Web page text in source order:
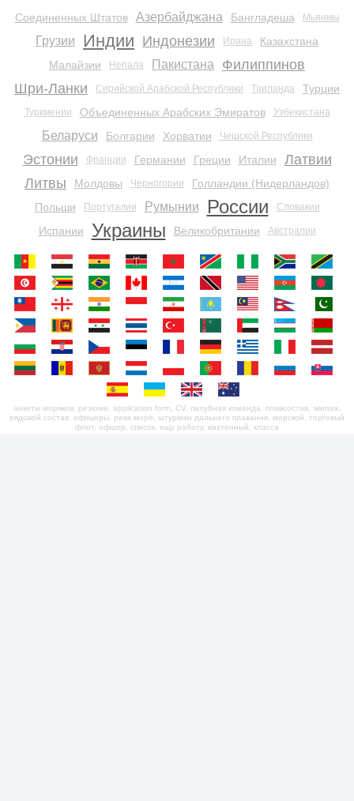
Соединенных Штатов Азербайджана Бангладеша Мьянмы
Грузии Индии Индонезии Ирана
Казахстана
Малайзии
Непала Пакистана
Филиппинов
Шри-Ланки
Сирийской Арабской Республики Таиланда Турции
Туркмении Объединенных Арабских Эмиратов Узбекистана
Беларуси Болгарии Хорватии Чешской Республики
Эстонии Франции Германии Греции Италии
Латвии
Литвы
Молдовы Черногории
Голландии (Нидерландов)
Польши
Португалии Румынии России Словакии
Испании Украины Великобритании Австралии
анкеты моряков, резюме, application form, CV, палубная команда, плавсостав, экипаж,
рядовой состав, офицеры, река море, штурман дальнего плавания, морской, торговый
флот, офшор, список, ищу работу, вахтенный, класса